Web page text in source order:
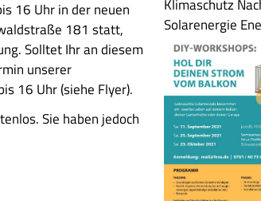
Klimaschutz
Solarenergie
16 Uhr in der neuen
181 statt,
Solltet Ihr an diesem
unserer
16 Uhr (siehe Flyer).
Sie haben jedoch